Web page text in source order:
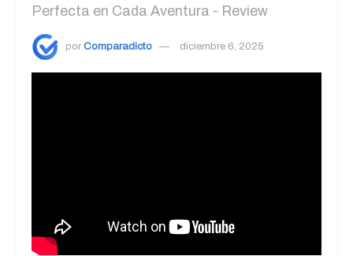
Perfecta en Cada Aventura - Review
por Comparadicto diciembre 6, 2025